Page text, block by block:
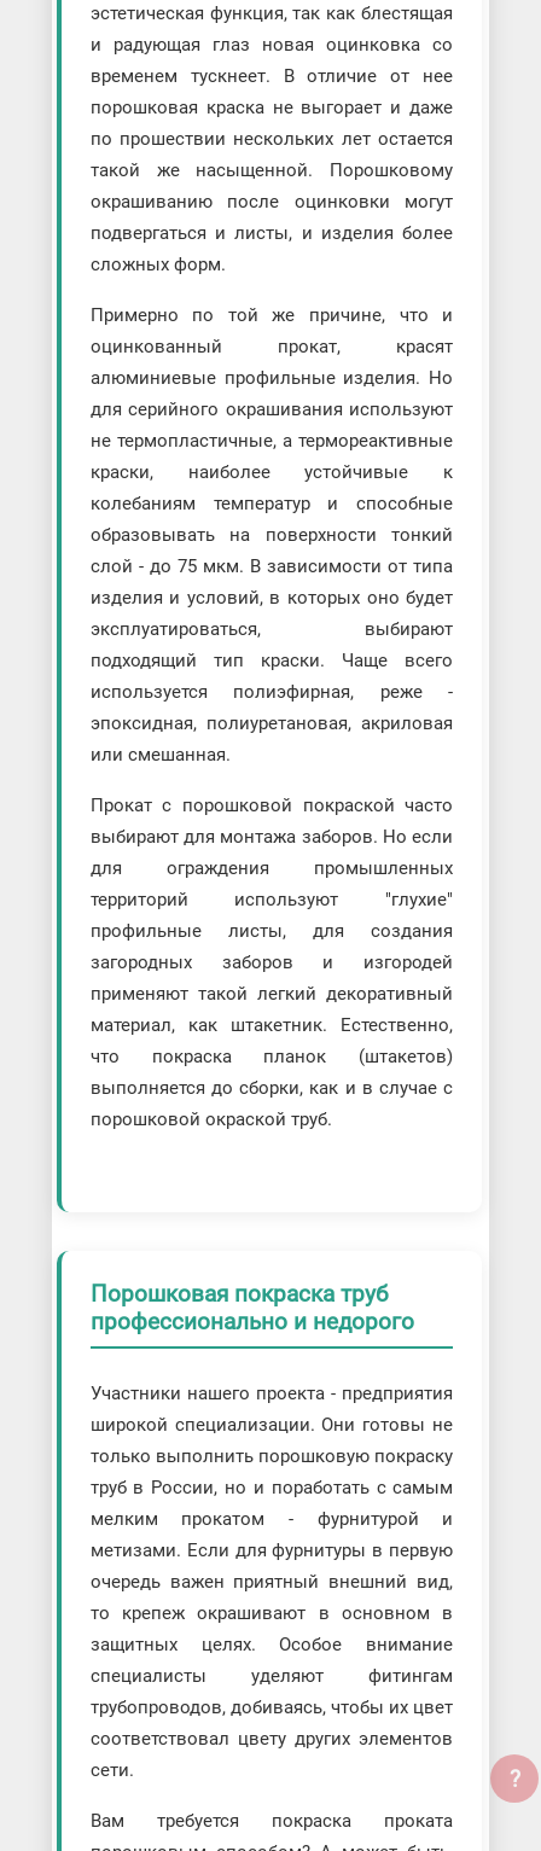
эстетическая функция, так как блестящая
и радующая глаз новая оцинковка со
временем тускнеет. В отличие от нее
порошковая краска не выгорает и даже
по прошествии нескольких лет остается
такой же насыщенной. Порошковому
окрашиванию после оцинковки могут
подвергаться и листы, и изделия более
сложных форм.
Примерно по той же причине, что и
оцинкованный прокат, красят
алюминиевые профильные изделия. Но
для серийного окрашивания используют
не термопластичные, а термореактивные
краски, наиболее устойчивые к
колебаниям температур и способные
образовывать на поверхности тонкий
слой - до 75 мкм. В зависимости от типа
изделия и условий, в которых оно будет
эксплуатироваться, выбирают
подходящий тип краски. Чаще всего
используется полиэфирная, реже -
эпоксидная, полиуретановая, акриловая
или смешанная.
Прокат с порошковой покраской часто
выбирают для монтажа заборов. Но если
для ограждения промышленных
территорий используют "глухие"
профильные листы, для создания
загородных заборов и изгородей
применяют такой легкий декоративный
материал, как штакетник. Естественно,
что покраска планок (штакетов)
выполняется до сборки, как и в случае с
порошковой окраской труб.
Порошковая покраска труб
профессионально и недорого
Участники нашего проекта - предприятия
широкой специализации. Они готовы не
только выполнить порошковую покраску
труб в России, но и поработать с самым
мелким прокатом - фурнитурой и
метизами. Если для фурнитуры в первую
очередь важен приятный внешний вид,
то крепеж окрашивают в основном в
защитных целях. Особое внимание
специалисты уделяют фитингам
трубопроводов, добиваясь, чтобы их цвет
соответствовал цвету других элементов
сети.
Вам требуется покраска проката
?